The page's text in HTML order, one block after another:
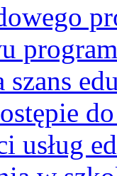
usług